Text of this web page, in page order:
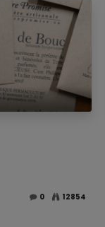
0 12854